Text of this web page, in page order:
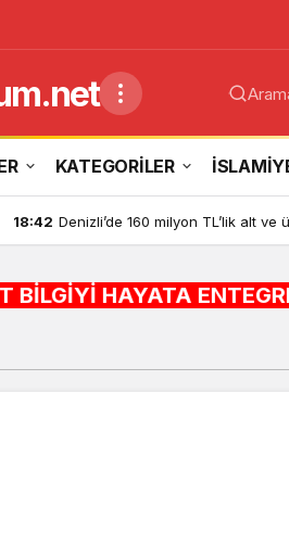
KATEGORİLER
18:42 Denizli’de 160 milyon TL’lik alt ve
HAYATA ENTEGRE